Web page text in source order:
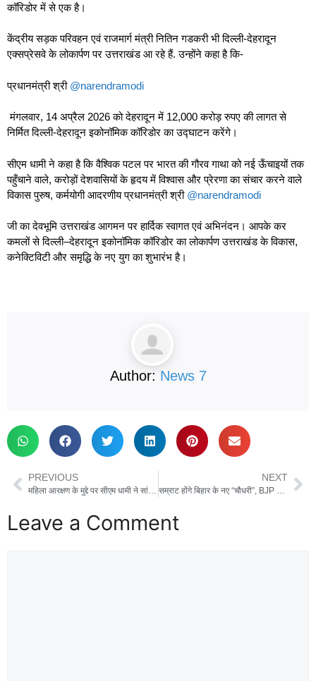
कॉरिडोर में से एक है।
केंद्रीय सड़क परिवहन एवं राजमार्ग मंत्री नितिन गडकरी भी दिल्ली-देहरादून
एक्सप्रेसवे के लोकार्पण पर उत्तराखंड आ रहे हैं. उन्होंने कहा है कि-
प्रधानमंत्री श्री @narendramodi
मंगलवार, 14 अप्रैल 2026 को देहरादून में 12,000 करोड़ रुपए की लागत से
निर्मित दिल्ली-देहरादून इकोनॉमिक कॉरिडोर का उद्घाटन करेंगे।
सीएम धामी ने कहा है कि वैश्विक पटल पर भारत की गौरव गाथा को नई ऊँचाइयों तक
पहुँचाने वाले, करोड़ों देशवासियों के हृदय में विश्वास और प्रेरणा का संचार करने वाले
विकास पुरुष, कर्मयोगी आदरणीय प्रधानमंत्री श्री @narendramodi
जी का देवभूमि उत्तराखंड आगमन पर हार्दिक स्वागत एवं अभिनंदन। आपके कर
कमलों से दिल्ली–देहरादून इकोनॉमिक कॉरिडोर का लोकार्पण उत्तराखंड के विकास,
कनेक्टिविटी और समृद्धि के नए युग का शुभारंभ है।
Author: News 7
PREVIOUS
महिला आरक्षण के मुद्दे पर सीएम धामी ने सांसदों और प्रदेश अध्यक्षों को लिखा पत्र, व्यापक सहमति का किया आह्वान
NEXT
सम्राट होंगे बिहार के नए “चौधरी”, BJP विधायक दल की बैठक में लगी मुहर, कल लेंगे सीएम पद की शपथ
Leave a Comment